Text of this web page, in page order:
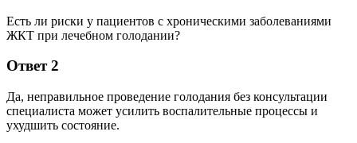
Есть ли риски у пациентов с хроническими заболеваниями
ЖКТ при лечебном голодании?
Ответ 2
Да, неправильное проведение голодания без консультации
специалиста может усилить воспалительные процессы и
ухудшить состояние.